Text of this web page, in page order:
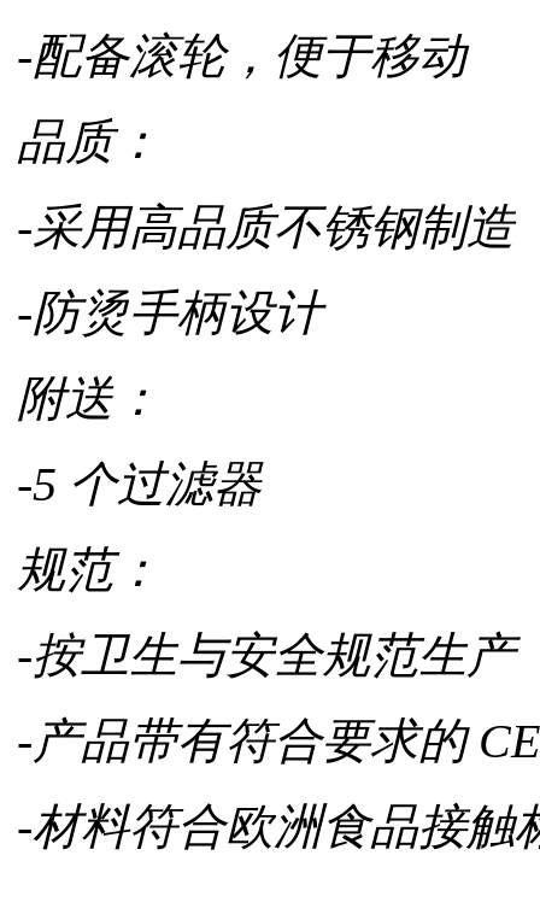
-配备滚轮，便于移动
品质：
-采用高品质不锈钢制造
-防烫手柄设计
附送：
-5 个过滤器
规范：
-按卫生与安全规范生产
-产品带有符合要求的
-材料符合欧洲食品接触